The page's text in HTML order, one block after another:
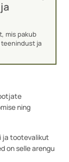
mis pakub
ja
ning
ja tootevalikut
on selle arengu